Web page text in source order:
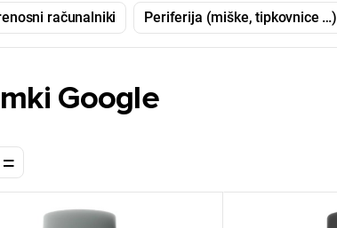
računalniki Periferija (miške, tipkovnice …)
Google